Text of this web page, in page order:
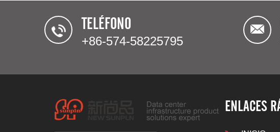
TELÉFONO
+86-574-58225795
ENLACES